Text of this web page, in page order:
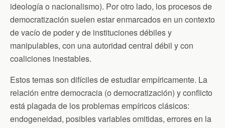
ideología o nacionalismo). Por otro lado, los procesos de
democratización suelen estar enmarcados en un contexto
de vacío de poder y de instituciones débiles y
manipulables, con una autoridad central débil y con
coaliciones inestables.
Estos temas son difíciles de estudiar empíricamente. La
relación entre democracia (o democratización) y conflicto
está plagada de los problemas empíricos clásicos:
endogeneidad, posibles variables omitidas, errores en la